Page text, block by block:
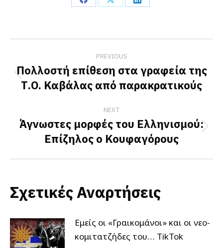
Share
Facebook
Share
X
Share
LinkedIn
navigation
PREVIOUS
Previous
post:
Πολλοστή επίθεση στα γραφεία της
Τ.Ο. Καβάλας από παρακρατικούς
NEXT
Next
post:
Άγνωστες μορφές του Ελληνισμού:
Επίζηλος ο Κουφαγόρους
Σχετικές Αναρτήσεις
Εμείς οι «Γραικομάνοι» και οι νεο-
κομιτατζήδες του… TikTok